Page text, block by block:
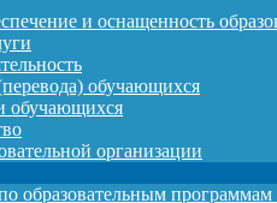
и оснащенность
обучающихся
обучающихся
организации
образовательным